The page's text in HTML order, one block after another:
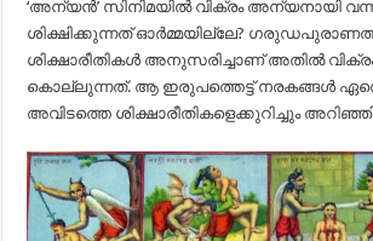
‘അന്യൻ’ സിനിമയിൽ വിക്രം അന്യനായി
ശിക്ഷിക്കുന്നത് ഓർമ്മയില്ലേ?
ശിക്ഷാരീതികൾ അനുസരിച്ചാണ് അതിൽ
കൊല്ലുന്നത്. ആ ഇരുപത്തെട്ട് നരകങ്ങൾ
അവിടത്തെ ശിക്ഷാരീതികളെക്കുറിച്ചും